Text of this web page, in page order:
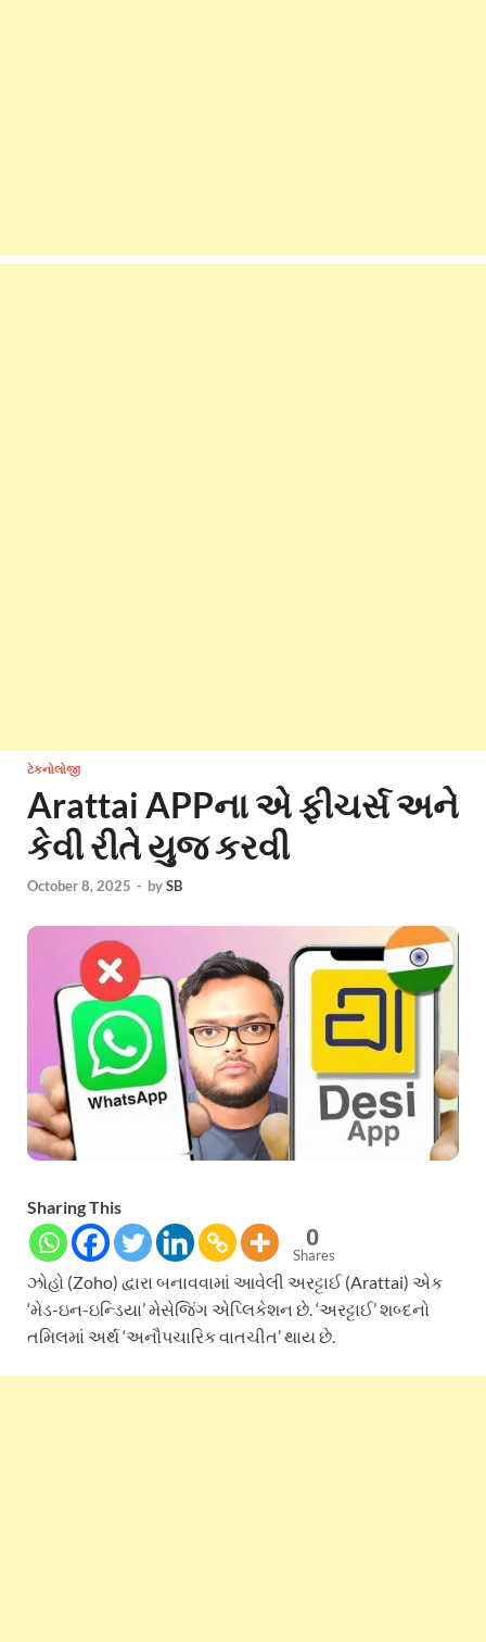
ટેકનોલોજી
Arattai APPના એ ફીચર્સ અને
કેવી રીતે યુજ કરવી
October 8, 2025 - bySB
Sharing This
0
Shares
ઝોહો (Zoho) દ્વારા બનાવવામાં આવેલી અરટ્ટાઈ (Arattai) એક
‘મેડ-ઇન-ઇન્ડિયા’ મેસેજિંગ એપ્લિકેશન છે. ‘અરટ્ટાઈ’ શબ્દનો
તમિલમાં અર્થ ‘અનૌપચારિક વાતચીત’ થાય છે.